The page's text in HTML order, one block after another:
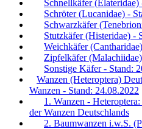
Schnellkäfer
Schröter (Lucanidae) -
Schwarzkäfer
Stutzkäfer (Histeridae) -
Weichkäfer
Zipfelkäfer
Sonstige Käfer - Stand:
Wanzen (Heteroptera)
Wanzen - Stand: 24.08.2022
1. Wanzen -
der Wanzen Deutschlands
2. Baumwanzen i.w.S.